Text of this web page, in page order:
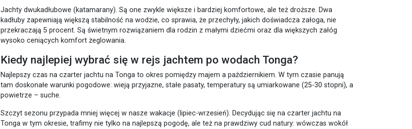
Jachty dwukadłubowe (katamarany). Są one zwykle większe i bardziej komfortowe, ale też droższe. Dwa
kadłuby zapewniają większą stabilność na wodzie, co sprawia, że przechyły, jakich doświadcza załoga, nie
przekraczają 5 procent. Są świetnym rozwiązaniem dla rodzin z małymi dziećmi oraz dla większych załóg
wysoko ceniących komfort żeglowania.
Kiedy najlepiej wybrać się w rejs jachtem po wodach Tonga?
Najlepszy czas na czarter jachtu na Tonga to okres pomiędzy majem a październikiem. W tym czasie panują
tam doskonałe warunki pogodowe: wieją przyjazne, stałe pasaty, temperatury są umiarkowane (25-30 stopni), a
powietrze – suche.
Szczyt sezonu przypada mniej więcej w nasze wakacje (lipiec-wrzesień). Decydując się na czarter jachtu na
Tonga w tym okresie, trafimy nie tylko na najlepszą pogodę, ale też na prawdziwy cud natury: wówczas wokół